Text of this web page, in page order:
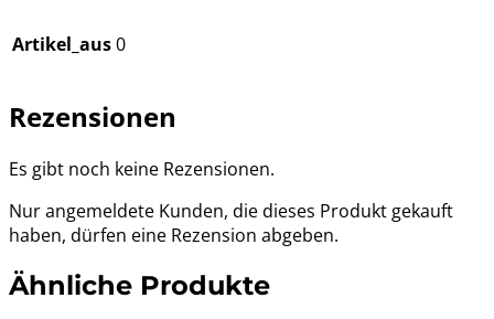
Artikel_aus0
Rezensionen
Es gibt noch keine Rezensionen.
Nur angemeldete Kunden, die dieses Produkt gekauft
haben, dürfen eine Rezension abgeben.
Ähnliche Produkte